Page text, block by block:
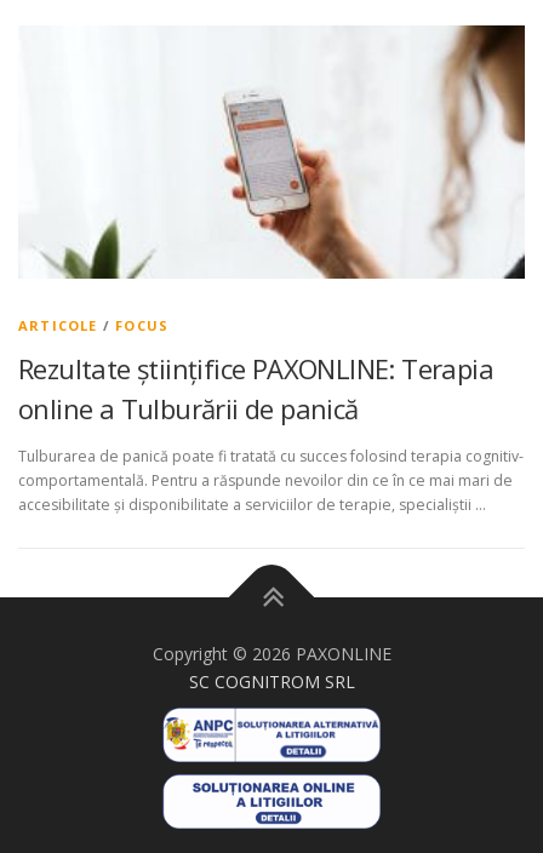
ARTICOLE / FOCUS
Rezultate științifice PAXONLINE: Terapia
online a Tulburării de panică
Tulburarea de panică poate fi tratată cu succes folosind terapia cognitiv-
comportamentală. Pentru a răspunde nevoilor din ce în ce mai mari de
accesibilitate și disponibilitate a serviciilor de terapie, specialiștii …
Copyright © 2026 PAXONLINE
SC COGNITROM SRL